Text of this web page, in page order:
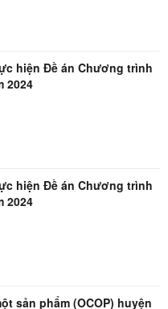
hiện Đề án Chương trình
2024
hiện Đề án Chương trình
2024
sản phẩm (OCOP) huyện